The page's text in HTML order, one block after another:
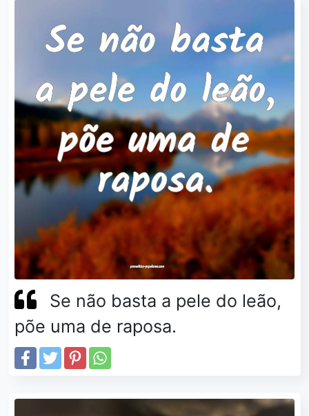
Se não basta a pele do leão,
põe uma de raposa.